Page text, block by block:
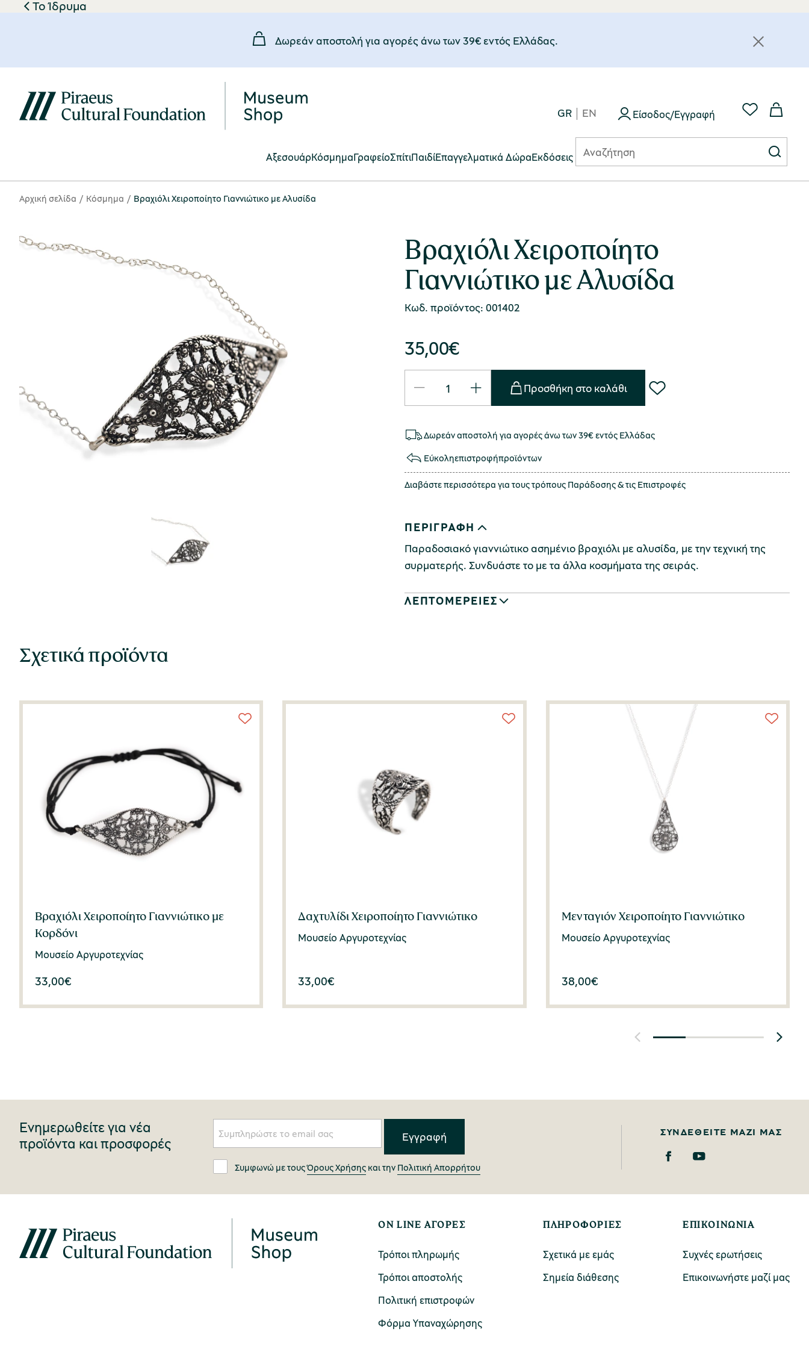
Το Ίδρυμα
Δωρεάν αποστολή για αγορές άνω των 39€ εντός Eλλάδας.
ΑξεσουάρΚόσμημαΓραφείοΣπίτιΠαιδίΕπαγγελματικά ΔώραEκδόσεις
GR EN Είσοδος/Εγγραφή
Αρχική σελίδα Κόσμημα Βραχιόλι Χειροποίητο Γιαννιώτικο με Αλυσίδα
Βραχιόλι Χειροποίητο
Γιαννιώτικο με Αλυσίδα
Κωδ. προϊόντος: 001402
35,00€
Προσθήκη στο καλάθι
Δωρεάν αποστολή για αγορές άνω των 39€ εντός Ελλάδας
Εύκοληεπιστροφήπροϊόντων
Διαβάστε περισσότερα για τους τρόπους Παράδοσης& τις Επιστροφές
ΠΕΡΙΓΡΑΦΗ
Παραδοσιακό γιαννιώτικο ασημένιο βραχιόλι με αλυσίδα, με την τεχνική της
συρματερής. Συνδυάστε το με τα άλλα κοσμήματα της σειράς.
ΛΕΠΤΟΜΕΡΕΙΕΣ
Σχετικά προϊόντα
Βραχιόλι Χειροποίητο Γιαννιώτικο με
Κορδόνι
Μουσείο Αργυροτεχνίας
33,00€
Δαχτυλίδι Χειροποίητο Γιαννιώτικο
Μουσείο Αργυροτεχνίας
33,00€
Μενταγιόν Χειροποίητο Γιαννιώτικο
Μουσείο Αργυροτεχνίας
38,00€
Ενημερωθείτε για νέα
προϊόντα και προσφορές
Συμφωνώ με τουςΌρους Χρήσης και την Πολιτική Απορρήτου
ΣΥΝΔΕΘΕΊΤΕ ΜΑΖΊ ΜΑΣ
ON LINE ΑΓΟΡΕΣ
Τρόποι πληρωμής
Τρόποι αποστολής
Πολιτική επιστροφών
Φόρμα Υπαναχώρησης
ΠΛΗΡΟΦΟΡΙΕΣ
Σχετικά με εμάς
Σημεία διάθεσης
ΕΠΙΚΟΙΝΩΝΙΑ
Συχνές ερωτήσεις
Επικοινωνήστε μαζί μας